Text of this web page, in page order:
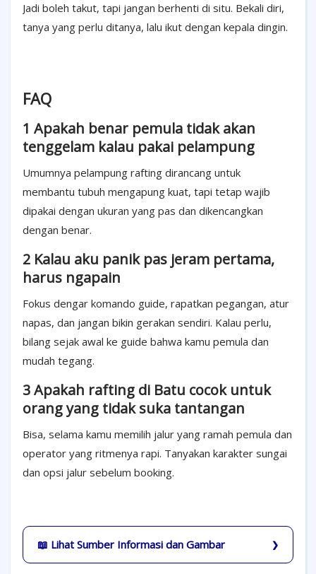
Jadi boleh takut, tapi jangan berhenti di situ. Bekali diri,
tanya yang perlu ditanya, lalu ikut dengan kepala dingin.
FAQ
1 Apakah benar pemula tidak akan
tenggelam kalau pakai pelampung
Umumnya pelampung rafting dirancang untuk
membantu tubuh mengapung kuat, tapi tetap wajib
dipakai dengan ukuran yang pas dan dikencangkan
dengan benar.
2 Kalau aku panik pas jeram pertama,
harus ngapain
Fokus dengar komando guide, rapatkan pegangan, atur
napas, dan jangan bikin gerakan sendiri. Kalau perlu,
bilang sejak awal ke guide bahwa kamu pemula dan
mudah tegang.
3 Apakah rafting di Batu cocok untuk
orang yang tidak suka tantangan
Bisa, selama kamu memilih jalur yang ramah pemula dan
operator yang ritmenya rapi. Tanyakan karakter sungai
dan opsi jalur sebelum booking.
📖 Lihat Sumber Informasi dan Gambar